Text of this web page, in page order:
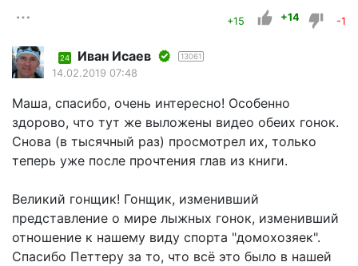
+15 +14 -1
24 Иван Исаев 13061
14.02.2019 07:48
Маша, спасибо, очень интересно! Особенно
здорово, что тут же выложены видео обеих гонок.
Снова (в тысячный раз) просмотрел их, только
теперь уже после прочтения глав из книги.
Великий гонщик! Гонщик, изменивший
представление о мире лыжных гонок, изменивший
отношение к нашему виду спорта "домохозяек".
Спасибо Петтеру за то, что всё это было в нашей